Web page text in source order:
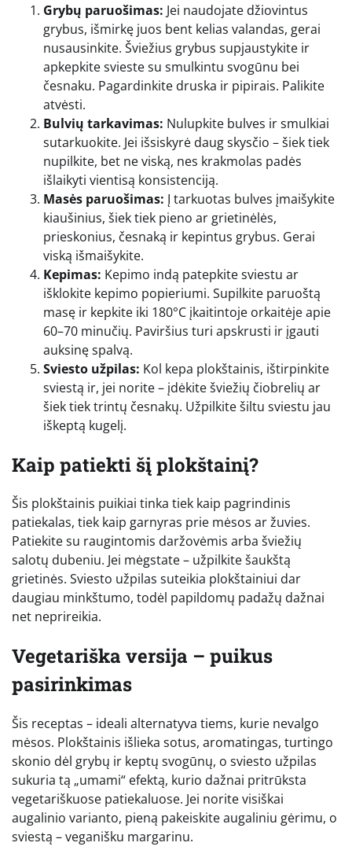
Grybų paruošimas: Jei naudojate džiovintus
grybus, išmirkę juos bent kelias valandas, gerai
nusausinkite. Šviežius grybus supjaustykite ir
apkepkite svieste su smulkintu svogūnu bei
česnaku. Pagardinkite druska ir pipirais. Palikite
atvėsti.
Bulvių tarkavimas: Nulupkite bulves ir smulkiai
sutarkuokite. Jei išsiskyrė daug skysčio – šiek tiek
nupilkite, bet ne viską, nes krakmolas padės
išlaikyti vientisą konsistenciją.
Masės paruošimas: Į tarkuotas bulves įmaišykite
kiaušinius, šiek tiek pieno ar grietinėlės,
prieskonius, česnaką ir kepintus grybus. Gerai
viską išmaišykite.
Kepimas: Kepimo indą patepkite sviestu ar
išklokite kepimo popieriumi. Supilkite paruoštą
masę ir kepkite iki 180°C įkaitintoje orkaitėje apie
60–70 minučių. Paviršius turi apskrusti ir įgauti
auksinę spalvą.
Sviesto užpilas: Kol kepa plokštainis, ištirpinkite
sviestą ir, jei norite – įdėkite šviežių čiobrelių ar
šiek tiek trintų česnakų. Užpilkite šiltu sviestu jau
iškeptą kugelį.
Kaip patiekti šį plokštainį?
Šis plokštainis puikiai tinka tiek kaip pagrindinis
patiekalas, tiek kaip garnyras prie mėsos ar žuvies.
Patiekite su raugintomis daržovėmis arba šviežių
salotų dubeniu. Jei mėgstate – užpilkite šaukštą
grietinės. Sviesto užpilas suteikia plokštainiui dar
daugiau minkštumo, todėl papildomų padažų dažnai
net neprireikia.
Vegetariška versija – puikus
pasirinkimas
Šis receptas – ideali alternatyva tiems, kurie nevalgo
mėsos. Plokštainis išlieka sotus, aromatingas, turtingo
skonio dėl grybų ir keptų svogūnų, o sviesto užpilas
sukuria tą „umami“ efektą, kurio dažnai pritrūksta
vegetariškuose patiekaluose. Jei norite visiškai
augalinio varianto, pieną pakeiskite augaliniu gėrimu, o
sviestą – veganišku margarinu.